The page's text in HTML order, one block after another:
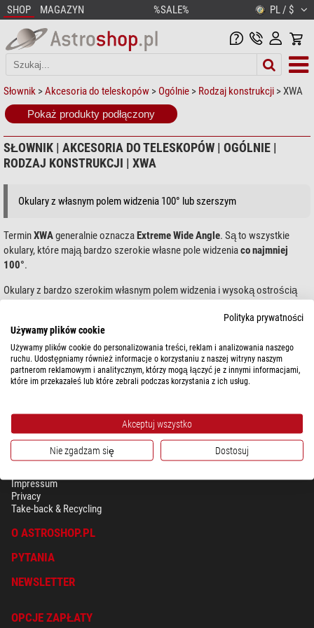
SHOP MAGAZYN %SALE% PL / $
Słownik >Akcesoria do teleskopów > Ogólnie > Rodzaj konstrukcji > XWA
Pokaż produkty podłączony
SŁOWNIK | AKCESORIA DO TELESKOPÓW | OGÓLNIE |
RODZAJ KONSTRUKCJI | XWA
Okulary z własnym polem widzenia 100° lub szerszym
TerminXWAgeneralnie oznaczaExtreme Wide Angle. Są to wszystkie
okulary, które mają bardzo szerokie własne pole widzeniaco najmniej
100°.
Okulary z bardzo szerokim własnym polem widzenia i wysoką ostrością
ponieważ szerokie pole widzenia znacznie ułatwia ręczne śledzenie.
Namierzony obiekt pozostaje dłużej widoczny.
BEZPIECZEŃSTWO & OCHRONA DANYCH OSOBISTYCH
Impressum
Privacy
Take-back & Recycling
O ASTROSHOP.PL
PYTANIA
NEWSLETTER
OPCJE ZAPŁATY
Polityka prywatności
Używamy plików cookie
Używamy plików cookie do personalizowania treści, reklam i analizowania naszego
ruchu. Udostępniamy również informacje o korzystaniu z naszej witryny naszym
partnerom reklamowym i analitycznym, którzy mogą łączyć je z innymi informacjami,
które im przekazałeś lub które zebrali podczas korzystania z ich usług.
Akceptuj wszystko
Nie zgadzam się Dostosuj